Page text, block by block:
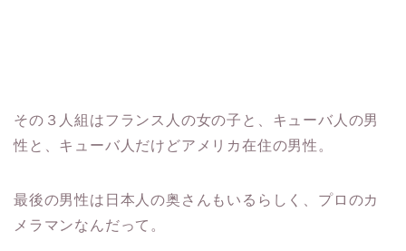
その３人組はフランス人の女の子と、キューバ人の男
性と、キューバ人だけどアメリカ在住の男性。
最後の男性は日本人の奥さんもいるらしく、プロのカ
メラマンなんだって。